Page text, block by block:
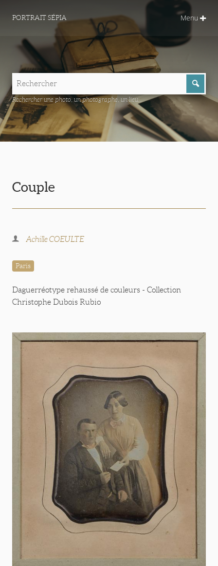
PORTRAIT SÉPIA Menu
Rechercher une photo, un photographe, un lieu...
Couple
Achille COEULTE
Paris
Daguerréotype rehaussé de couleurs - Collection
Christophe Dubois Rubio